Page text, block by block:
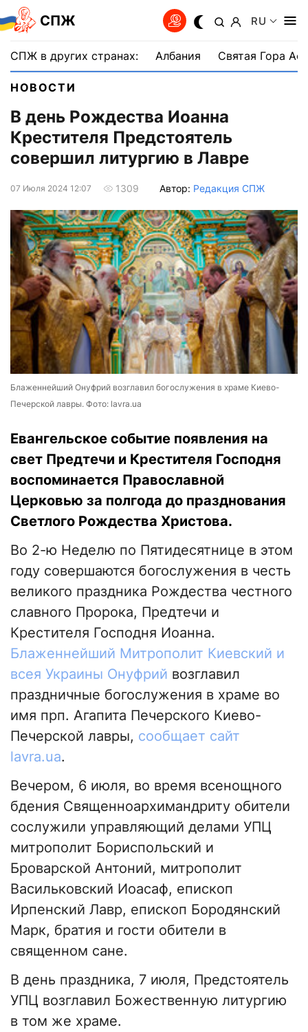
СПЖ RU
СПЖ в других странах: Албания Святая Гора
НОВОСТИ
В день Рождества Иоанна
Крестителя Предстоятель
совершил литургию в Лавре
07 Июля 2024 12:07 1309 Автор: Редакция СПЖ
Блаженнейший Онуфрий возглавил богослужения в храме Киево-
Печерской лавры. Фото: lavra.ua
Евангельское событие появления на
свет Предтечи и Крестителя Господня
воспоминается Православной
Церковью за полгода до празднования
Светлого Рождества Христова.
Во 2-ю Неделю по Пятидесятнице в этом
году совершаются богослужения в честь
великого праздника Рождества честного
славного Пророка, Предтечи и
Крестителя Господня Иоанна.
Блаженнейший Митрополит Киевский и
всея Украины Онуфрий возглавил
праздничные богослужения в храме во
имя прп. Агапита Печерского Киево-
Печерской лавры, сообщает сайт
lavra.ua.
Вечером, 6 июля, во время всенощного
бдения Священноархимандриту обители
сослужили управляющий делами УПЦ
митрополит Бориспольский и
Броварской Антоний, митрополит
Васильковский Иоасаф, епископ
Ирпенский Лавр, епископ Бородянский
Марк, братия и гости обители в
священном сане.
В день праздника, 7 июля, Предстоятель
УПЦ возглавил Божественную литургию
в том же храме.